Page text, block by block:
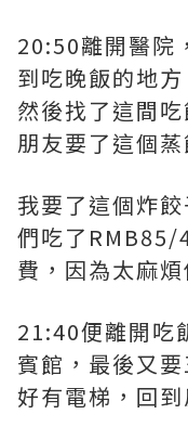
20:50離開醫院
到吃晚飯的地
然後找了這間吃
朋友要了這個蒸
我要了這個炸
們吃了RMB85/
費，因為太麻煩
21:40便離開吃
賓館，最後又
好有電梯，回